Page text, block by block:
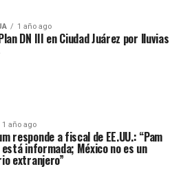
1 año ago
DN III en Ciudad Juárez por lluvias
1 año ago
responde a fiscal de EE.UU.: “Pam
está informada; México no es un
extranjero”